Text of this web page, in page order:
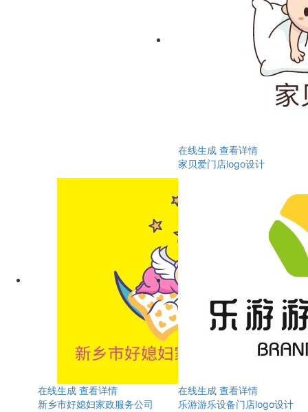
在线生成 查看详情
家贝爱门店logo设计
在线生成 查看详情
新乡市好媳妇家政服务公司
在线生成 查看详情
乐游游乐设备门店logo设计